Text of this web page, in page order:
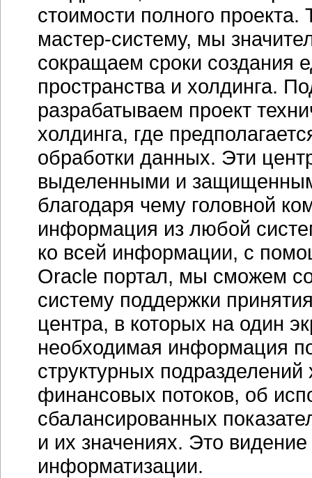
стоимости полного
мастер-систему, мы
сокращаем сроки создания
пространства и холдинга.
разрабатываем проект
холдинга, где
обработки данных. Эти
выделенными и
благодаря чему головной
информация из любой
ко всей информации, с
Oracle портал, мы сможем
систему поддержки
центра, в которых на один
необходимая информация
структурных
финансовых потоков, об
сбалансированных
и их значениях. Это
информатизации.